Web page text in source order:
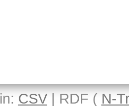
CSV| RDF ( N-